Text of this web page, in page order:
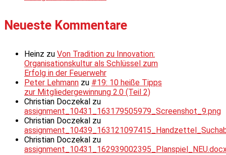
Neueste Kommentare
Heinz zu Von Tradition zu Innovation:
Organisationskultur als Schlüssel zum
Erfolg in der Feuerwehr
Peter Lehmann zu #19: 10 heiße Tipps
zur Mitgliedergewinnung 2.0 (Teil 2)
Christian Doczekal zu
assignment_10431_163179505979_Screenshot_9.png
Christian Doczekal zu
Christian Doczekal zu